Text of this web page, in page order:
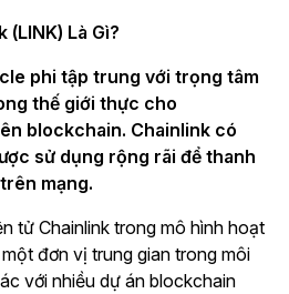
Là Gì?
phi tập trung với trọng tâm
thế giới thực cho
blockchain. Chainlink có
sử dụng rộng rãi để thanh
mạng.
tử Chainlink trong mô hình hoạt
đơn vị trung gian trong môi
với nhiều dự án blockchain